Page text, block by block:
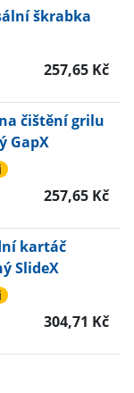
škrabka
257,65 Kč
čištění grilu
GapX
257,65 Kč
kartáč
SlideX
304,71 Kč